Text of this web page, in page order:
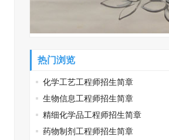
热门浏览
化学工艺工程师招生简章
生物信息工程师招生简章
精细化学品工程师招生简章
药物制剂工程师招生简章